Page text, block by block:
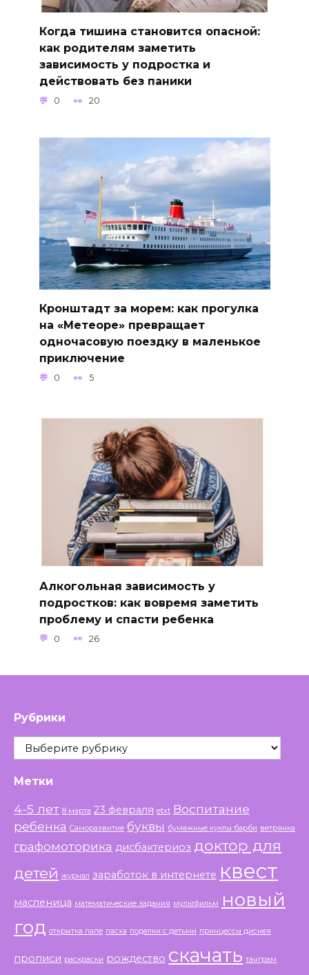
Когда тишина становится опасной:
как родителям заметить
зависимость у подростка и
действовать без паники
0 20
Кронштадт за морем: как прогулка
на «Метеоре» превращает
одночасовую поездку в маленькое
приключение
0 5
Алкогольная зависимость у
подростков: как вовремя заметить
проблему и спасти ребенка
0 26
Рубрики
Рубрики
Метки
4-5 лет 8 марта 23 февраля etxt Воспитание
ребенка Саморазвитие буквы бумажные куклы барби ветрянка
графомоторика дисбактериоз доктор для
детей журнал заработок в интернете квест
масленица математические задания мультфильм
новый
год открытка папе пасха поделки с детьми принцессы диснея
прописи раскраски рождество скачать танграм